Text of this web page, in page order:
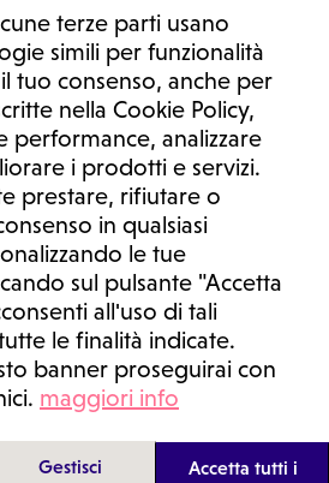
terze parti usano
simili per funzionalità
tuo consenso, anche per
nella Cookie Policy,
performance, analizzare
i prodotti e servizi.
prestare, rifiutare o
in qualsiasi
le tue
sul pulsante "Accetta
all'uso di tali
le finalità indicate.
banner proseguirai con
maggiori info
Gestisci Accetta tutti i
questo sito non sono un consulto medico.
sostituiscono un consulto, una
dal medico. Non si devono considerare
suggerimenti per la formulazione di
di un trattamento o l'assunzione o
senza prima consultare un medico di
generale o uno specialista.
|Privacy Policy |Gestione cookie
| Tutti i diritti riservati.